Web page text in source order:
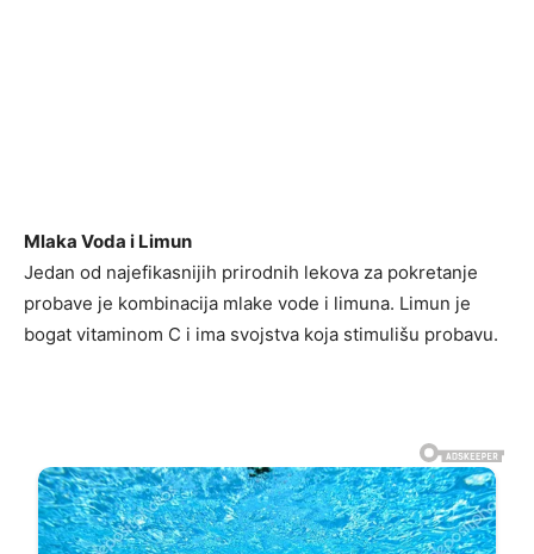
Mlaka Voda i Limun
Jedan od najefikasnijih prirodnih lekova za pokretanje
probave je kombinacija mlake vode i limuna. Limun je
bogat vitaminom C i ima svojstva koja stimulišu probavu.